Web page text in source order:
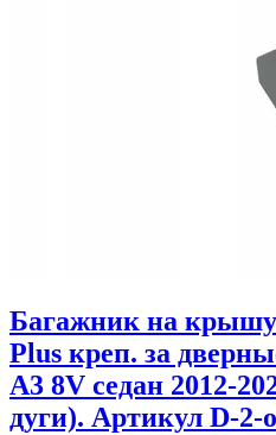
Багажник на
Plus креп. за
A3 8V седан 2012-
дуги). Артикул D-2-